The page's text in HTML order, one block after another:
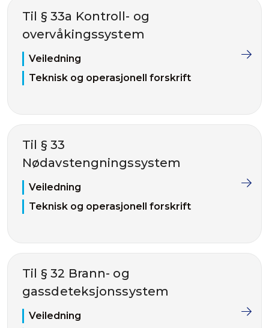
Til § 33a Kontroll- og
overvåkingssystem
Veiledning
Teknisk og operasjonell forskrift
Til § 33
Nødavstengningssystem
Veiledning
Teknisk og operasjonell forskrift
Til § 32 Brann- og
gassdeteksjonssystem
Veiledning